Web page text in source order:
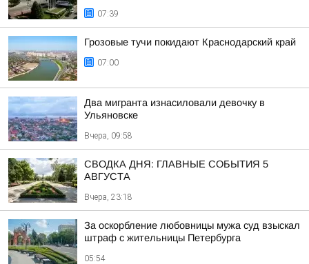
07:39
Грозовые тучи покидают Краснодарский край
07:00
Два мигранта изнасиловали девочку в
Ульяновске
Вчера, 09:58
СВОДКА ДНЯ: ГЛАВНЫЕ СОБЫТИЯ 5
АВГУСТА
Вчера, 23:18
За оскорбление любовницы мужа суд взыскал
штраф с жительницы Петербурга
05:54